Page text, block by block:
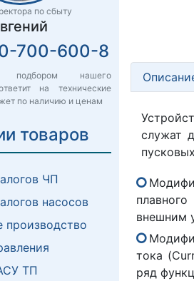
служат
внешним
тока
ряд
по сбыту
700-600-8
нашего
на технические
по наличию и ценам
товаров
ЧП
насосов
производство
ТП